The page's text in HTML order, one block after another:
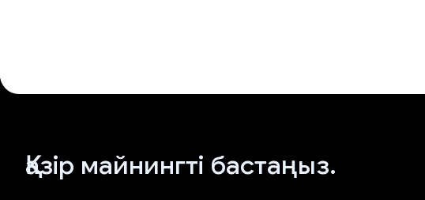
Қазір майнингті бастаңыз.